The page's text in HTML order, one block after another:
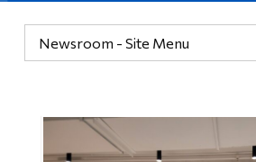
Newsroom - Site Menu
Quicklinks
Information
Tools